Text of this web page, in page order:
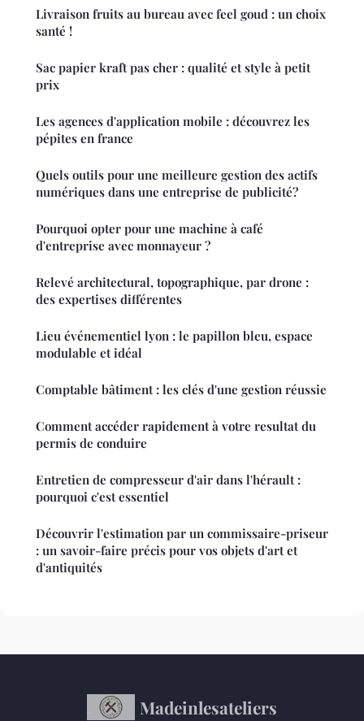
Livraison fruits au bureau avec feel goud : un choix
santé !
Sac papier kraft pas cher : qualité et style à petit
prix
Les agences d'application mobile : découvrez les
pépites en france
Quels outils pour une meilleure gestion des actifs
numériques dans une entreprise de publicité?
Pourquoi opter pour une machine à café
d'entreprise avec monnayeur ?
Relevé architectural, topographique, par drone :
des expertises différentes
Lieu événementiel lyon : le papillon bleu, espace
modulable et idéal
Comptable bâtiment : les clés d'une gestion réussie
Comment accéder rapidement à votre resultat du
permis de conduire
Entretien de compresseur d'air dans l'hérault :
pourquoi c'est essentiel
Découvrir l'estimation par un commissaire-priseur
: un savoir-faire précis pour vos objets d'art et
d'antiquités
Madeinlesateliers